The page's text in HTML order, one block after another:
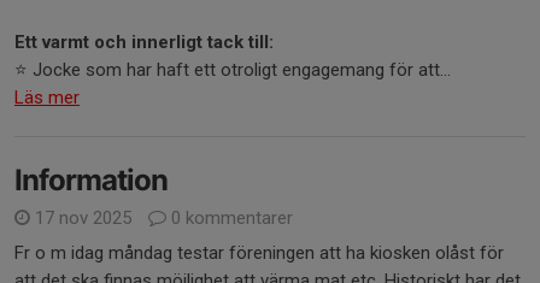
Ett varmt och innerligt tack till:
⭐️ Jocke som har haft ett otroligt engagemang för att...
Läs mer
Information
17 nov 2025
0 kommentarer
Fr o m idag måndag testar föreningen att ha kiosken olåst för